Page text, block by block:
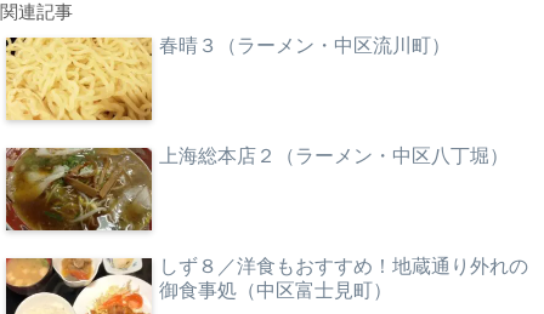
関連記事
春晴３（ラーメン・中区流川町）
上海総本店２（ラーメン・中区八丁堀）
しず８／洋食もおすすめ！地蔵通り外れの
御食事処（中区富士見町）